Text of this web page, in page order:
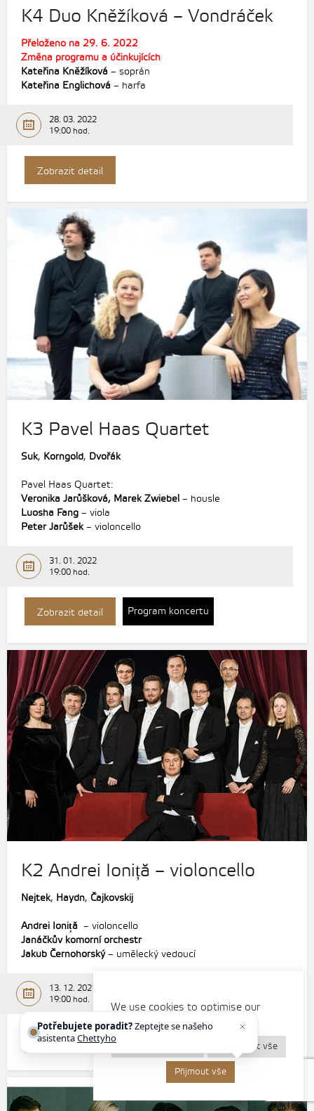
K4 Duo Kněžíková – Vondráček
Přeloženo na 29. 6. 2022
Změna programu a účinkujících
Kateřina Kněžíková – soprán
Kateřina Englichová – harfa
28. 03. 2022
19:00 hod.
Zobrazit detail
K3 Pavel Haas Quartet
Suk, Korngold, Dvořák
Pavel Haas Quartet:
Veronika Jarůšková, Marek Zwiebel – housle
Luosha Fang – viola
Peter Jarůšek– violoncello
31. 01. 2022
19:00 hod.
Zobrazit detail Program koncertu
K2 Andrei Ioniță – violoncello
Nejtek, Haydn, Čajkovskij
Andrei Ioniță – violoncello
Janáčkův komorní orchestr
Jakub Černohorský– umělecký vedoucí
13. 12. 2021
19:00 hod.
Zobrazit detail
We use cookies to optimise our
website and our services.
Odmítnout vše
Přijmout vše
Potřebujete poradit?Zeptejte se našeho
asistentaChettyho.